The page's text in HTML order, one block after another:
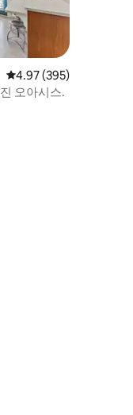
평점 4.97점(5점 만점),
4.97 (395)
오아시스.